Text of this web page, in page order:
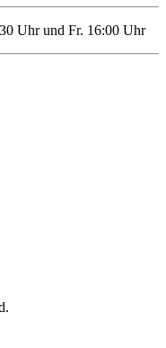
Uhr und Fr. 16:00 Uhr